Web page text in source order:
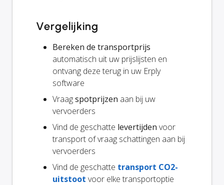
Vergelijking
Bereken de transportprijs
automatisch uit uw prijslijsten en
ontvang deze terug in uw Erply
software
Vraagspotprijzen aan bij uw
vervoerders
Vind de geschatte levertijden voor
transport of vraag schattingen aan bij
vervoerders
Vind de geschatte transport CO2-
uitstoot voor elke transportoptie